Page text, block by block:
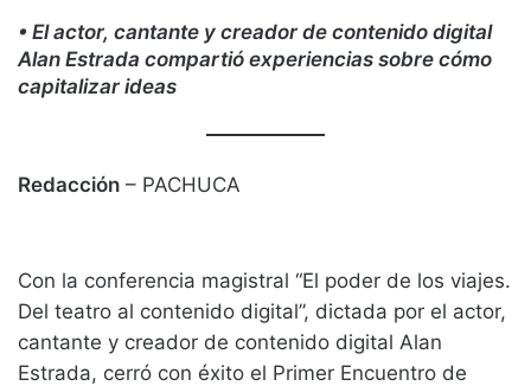
• El actor, cantante y creador de contenido digital
Alan Estrada compartió experiencias sobre cómo
capitalizar ideas
Redacción – PACHUCA
Con la conferencia magistral “El poder de los viajes.
Del teatro al contenido digital”, dictada por el actor,
cantante y creador de contenido digital Alan
Estrada, cerró con éxito el Primer Encuentro de